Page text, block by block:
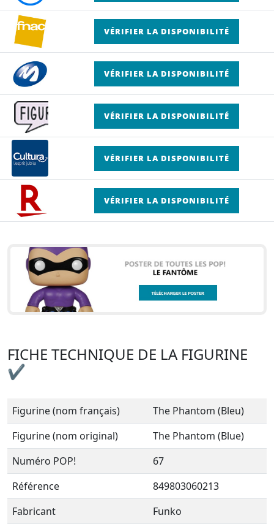
VÉRIFIER LA DISPONIBILITÉ
VÉRIFIER LA DISPONIBILITÉ
VÉRIFIER LA DISPONIBILITÉ
VÉRIFIER LA DISPONIBILITÉ
VÉRIFIER LA DISPONIBILITÉ
FICHE TECHNIQUE DE LA FIGURINE
✔
Figurine (nom français)
The Phantom (Bleu)
Figurine (nom original)
The Phantom (Blue)
Numéro POP!
67
Référence
849803060213
Fabricant
Funko